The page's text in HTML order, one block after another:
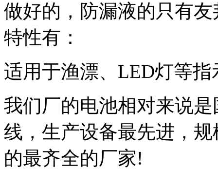
做好的，防漏液的只有
特性有：
适用于渔漂、LED灯等
我们厂的电池相对来说
线，生产设备最先进，
的最齐全的厂家!